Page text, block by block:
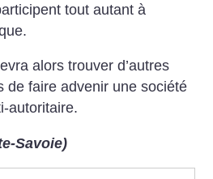
tout autant à
alors trouver d’autres
de faire advenir une société
autoritaire.
Savoie)